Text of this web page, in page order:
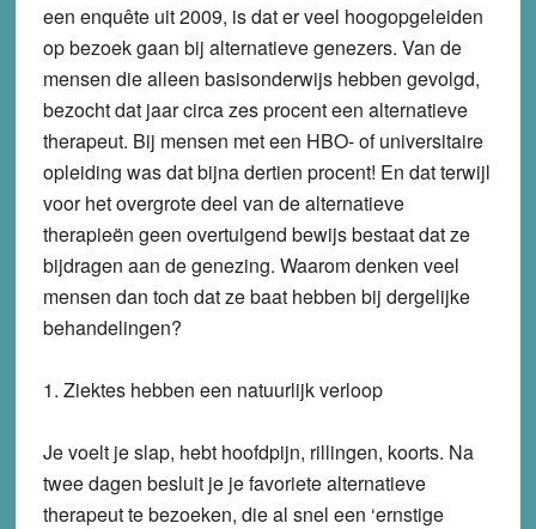
een enquête uit 2009, is dat er veel hoogopgeleiden
op bezoek gaan bij alternatieve genezers. Van de
mensen die alleen basisonderwijs hebben gevolgd,
bezocht dat jaar circa zes procent een alternatieve
therapeut. Bij mensen met een HBO- of universitaire
opleiding was dat bijna dertien procent! En dat terwijl
voor het overgrote deel van de alternatieve
therapieën geen overtuigend bewijs bestaat dat ze
bijdragen aan de genezing. Waarom denken veel
mensen dan toch dat ze baat hebben bij dergelijke
behandelingen?
1. Ziektes hebben een natuurlijk verloop
Je voelt je slap, hebt hoofdpijn, rillingen, koorts. Na
twee dagen besluit je je favoriete alternatieve
therapeut te bezoeken, die al snel een ‘ernstige